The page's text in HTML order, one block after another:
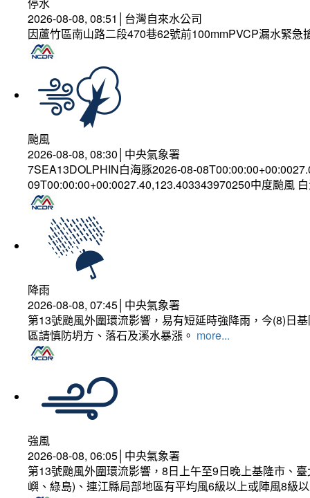
2026-08-08, 08:51│台灣自來水公司
因蘆竹區南山路二段470巷62號前100mmPVCP漏水緊急
颱風
2026-08-08, 08:30│中央氣象署
7SEA13DOLPHIN白海豚2026-08-
09T00:00:00+00:0027.40,123.403343970250中度颱風
降雨
2026-08-08, 07:45│中央氣象署
第13號颱風外圍環流影響，易有短延時強降雨，今(8)日
區請慎防坍方、落石及溪水暴漲。 more...
強風
2026-08-08, 06:05│中央氣象署
第13號颱風外圍環流影響，8日上午至9日晚上基隆市、
嶼、綠島)、連江縣局部地區有平均風6級以上或陣風8級